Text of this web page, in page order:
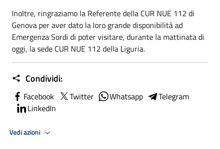
Inoltre, ringraziamo la Referente della CUR NUE 112 di
Genova per aver dato la loro grande disponibilità ad
Emergenza Sordi di poter visitare, durante la mattinata di
oggi, la sede CUR NUE 112 della Liguria.
Condividi:
Facebook Twitter Whatsapp
Telegram
LinkedIn
Vedi azioni